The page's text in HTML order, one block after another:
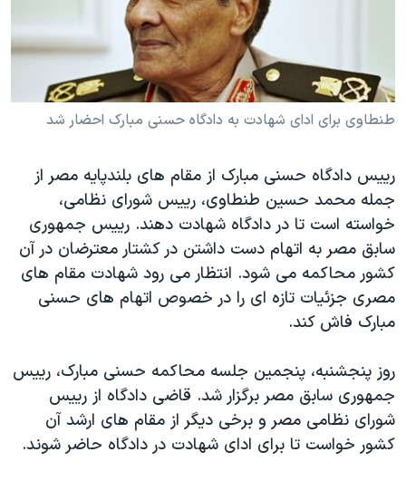
اقتصادی
علم و فناوری
گالری عکس
انتخابات ریاست جمهوری آمریکا ۲۰۲۴
حمله جمهوری اسلامی به اسرائیل
رمز مهسا
اعتراضات زن، زندگی، آزادی
مجموعه مستندهای دادخواهی
تریبونال مردمی آبان ۹۸
دادگاه حمید نوری
چهل سال گروگان‌گیری
اعتراضات مردمی آبان ۹۸
اسرائیل در جنگ
نرگس محمدی برنده جایزه نوبل صلح
طنطاوی برای ادای شهادت به دادگاه حسنی مبارک احضار شد
رييس دادگاه حسنی مبارک از مقام های بلندپايه مصر از
جمله محمد حسين طنطاوی، رييس شورای نظامی،
خواسته است تا در دادگاه شهادت دهند. رييس جمهوری
سابق مصر به اتهام دست داشتن در کشتار معترضان در آن
کشور محاکمه می شود. انتظار می رود شهادت مقام های
مصری جزئيات تازه ای را در خصوص اتهام های حسنی
مبارک فاش کند.
روز پنجشنبه، پنجمين جلسه محاکمه حسنی مبارک، رييس
جمهوری سابق مصر برگزار شد. قاضی دادگاه از رييس
شورای نظامی مصر و برخی ديگر از مقام های ارشد آن
کشور خواست تا برای ادای شهادت در دادگاه حاضر شوند.